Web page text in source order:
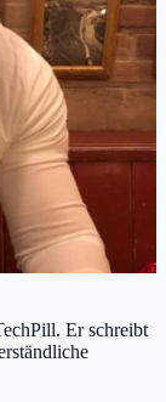
Er schreibt